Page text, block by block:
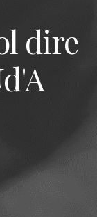
dire